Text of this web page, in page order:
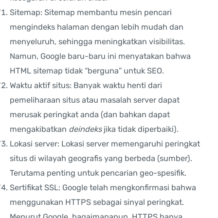
Sitemap: Sitemap membantu mesin pencari
mengindeks halaman dengan lebih mudah dan
menyeluruh, sehingga meningkatkan visibilitas.
Namun, Google baru-baru ini menyatakan bahwa
HTML sitemap tidak “berguna” untuk SEO.
Waktu aktif situs: Banyak waktu henti dari
pemeliharaan situs atau masalah server dapat
merusak peringkat anda (dan bahkan dapat
mengakibatkan deindeksjika tidak diperbaiki).
Lokasi server: Lokasi server memengaruhi peringkat
situs di wilayah geografis yang berbeda (sumber).
Terutama penting untuk pencarian geo-spesifik.
Sertifikat SSL: Google telah mengkonfirmasi bahwa
menggunakan HTTPS sebagai sinyal peringkat.